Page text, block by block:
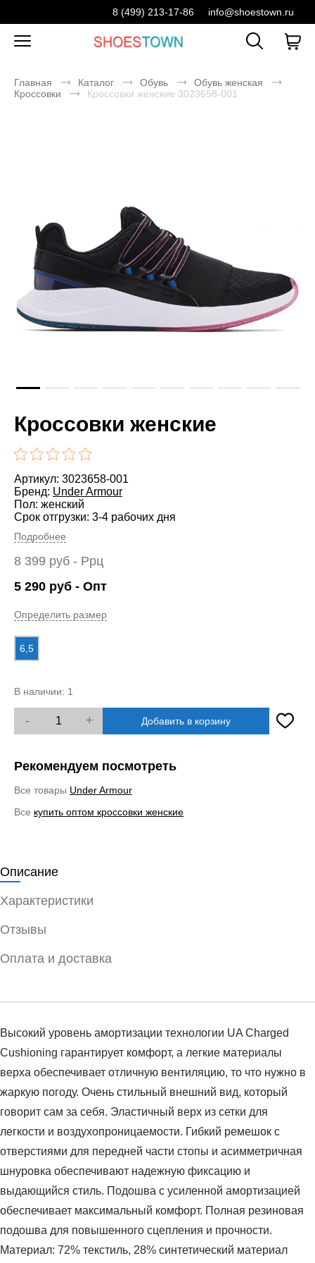
8 (499) 213-17-86 info@shoestown.ru
Главная Каталог Обувь
Обувь женская
Кроссовки
Кроссовки женские 3023658-001
Кроссовки женские
Артикул: 3023658-001
Бренд: Under Armour
Пол: женский
Срок отгрузки: 3-4 рабочих дня
Подробнее
8 399 руб - Ррц
5 290 руб - Опт
Определить размер
6,5
В наличии: 1
- + Добавить в корзину
Рекомендуем посмотреть
Все товары Under Armour
Все купить оптом кроссовки женские
Описание
Характеристики
Отзывы
Оплата и доставка
Высокий уровень амортизации технологии UA Charged
Cushioning гарантирует комфорт, а легкие материалы
верха обеспечивает отличную вентиляцию, то что нужно в
жаркую погоду. Очень стильный внешний вид, который
говорит сам за себя. Эластичный верх из сетки для
легкости и воздухопроницаемости. Гибкий ремешок с
отверстиями для передней части стопы и асимметричная
шнуровка обеспечивают надежную фиксацию и
выдающийся стиль. Подошва с усиленной амортизацией
обеспечивает максимальный комфорт. Полная резиновая
подошва для повышенного сцепления и прочности.
Материал: 72% текстиль, 28% синтетический материал